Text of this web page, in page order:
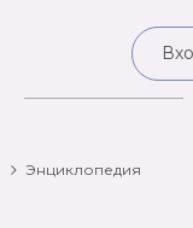
Энциклопедия